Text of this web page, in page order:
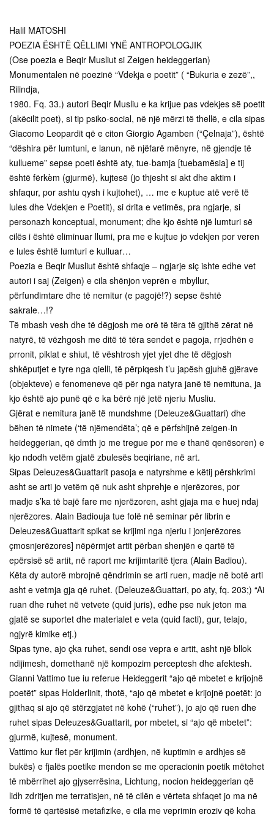
Halil MATOSHI
POEZIA ËSHTË QËLLIMI YNË ANTROPOLOGJIK
(Ose poezia e Beqir Musliut si Zeigen heideggerian)
Monumentalen në poezinë “Vdekja e poetit” ( “Bukuria e zezë”,,
Rilindja,
1980. Fq. 33.) autori Beqir Musliu e ka krijue pas vdekjes së poetit
(akëcilit poet), si tip psiko-social, në një mërzi të thellë, e cila sipas
Giacomo Leopardit që e citon Giorgio Agamben (“Çelnaja”), është
“dëshira për lumtuni, e lanun, në njëfarë mënyre, në gjendje të
kullueme” sepse poeti është aty, tue-bamja [tuebamësia] e tij
është fërkèm (gjurmë), kujtesë (jo thjesht si akt dhe aktim i
shfaqur, por ashtu qysh i kujtohet), … me e kuptue atë verë të
lules dhe Vdekjen e Poetit), si drita e vetimës, pra ngjarje, si
personazh konceptual, monument; dhe kjo është një lumturi së
cilës i është eliminuar llumi, pra me e kujtue jo vdekjen por veren
e lules është lumturi e kulluar…
Poezia e Beqir Musliut është shfaqje – ngjarje siç ishte edhe vet
autori i saj (Zeigen) e cila shënjon veprën e mbyllur,
përfundimtare dhe të nemitur (e pagojë!?) sepse është
sakrale…!?
Të mbash vesh dhe të dëgjosh me orë të tëra të gjithë zërat në
natyrë, të vëzhgosh me ditë të tëra sendet e pagoja, rrjedhën e
prronit, piklat e shiut, të vështrosh yjet yjet dhe të dëgjosh
shkëputjet e tyre nga qielli, të përpiqesh t’u japësh gjuhë gjërave
(objekteve) e fenomeneve që për nga natyra janë të nemituna, ja
kjo është ajo punë që e ka bërë një jetë njeriu Musliu.
Gjërat e nemitura janë të mundshme (Deleuze&Guattari) dhe
bëhen të nimete (‘të njëmendëta’; që e përfshijnë zeigen-in
heideggerian, që dmth jo me tregue por me e thanë qenësoren) e
kjo ndodh vetëm gjatë zbulesës beqiriane, në art.
Sipas Deleuzes&Guattarit pasoja e natyrshme e këtij përshkrimi
asht se arti jo vetëm që nuk asht shprehje e njerëzores, por
madje s’ka të bajë fare me njerëzoren, asht gjaja ma e huej ndaj
njerëzores. Alain Badiouja tue folë në seminar për librin e
Deleuzes&Guattarit spikat se krijimi nga njeriu i jonjerëzores
çmosnjerëzores] nëpërmjet artit përban shenjën e qartë të
epërsisë së artit, në raport me krijimtaritë tjera (Alain Badiou).
Këta dy autorë mbrojnë qëndrimin se arti ruen, madje në botë arti
asht e vetmja gja që ruhet. (Deleuze&Guattari, po aty, fq. 203;) “Ai
ruan dhe ruhet në vetvete (quid juris), edhe pse nuk jeton ma
gjatë se suportet dhe materialet e veta (quid facti), gur, telajo,
ngjyrë kimike etj.)
Sipas tyne, ajo çka ruhet, sendi ose vepra e artit, asht një bllok
ndijimesh, domethanë një kompozim perceptesh dhe afektesh.
Gianni Vattimo tue iu referue Heideggerit “ajo që mbetet e krijojnë
poetët” sipas Holderlinit, thotë, “ajo që mbetet e krijojnë poetët: jo
gjithaq si ajo që stërzgjatet në kohë (“ruhet”), jo ajo që ruen dhe
ruhet sipas Deleuzes&Guattarit, por mbetet, si “ajo që mbetet”:
gjurmë, kujtesë, monument.
Vattimo kur flet për krijimin (ardhjen, në kuptimin e ardhjes së
bukës) e fjalës poetike mendon se me operacionin poetik mëtohet
të mbërrihet ajo gjyserrësina, Lichtung, nocion heideggerian që
lidh zdritjen me terratisjen, në të cilën e vërteta shfaqet jo ma në
formë të qartësisë metafizike, e cila me veprimin eroziv që koha